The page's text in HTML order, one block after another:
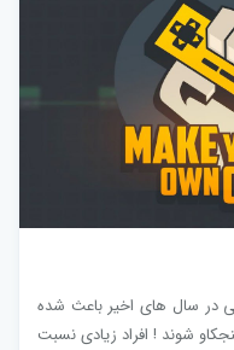
در سال های اخیر باعث شده
شوند ! افراد زیادی نسبت